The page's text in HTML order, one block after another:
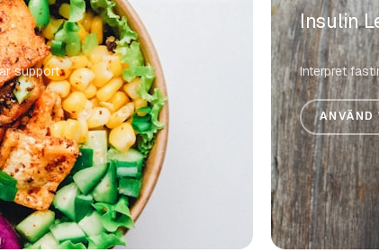
support
Insulin
Interpret
ANVÄND